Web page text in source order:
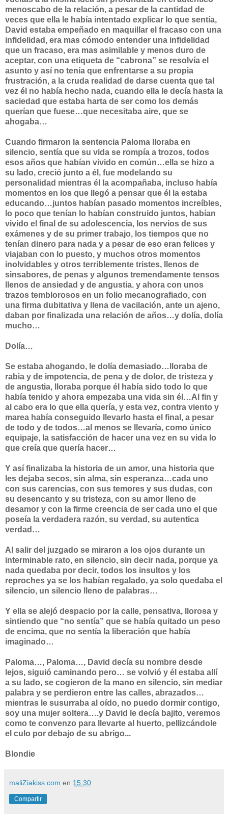
menoscabo de la relación, a pesar de la cantidad de
veces que ella le había intentado explicar lo que sentía,
David estaba empeñado en maquillar el fracaso con una
infidelidad, era mas cómodo entender una infidelidad
que un fracaso, era mas asimilable y menos duro de
aceptar, con una etiqueta de “cabrona” se resolvía el
asunto y así no tenía que enfrentarse a su propia
frustración, a la cruda realidad de darse cuenta que tal
vez él no había hecho nada, cuando ella le decía hasta la
saciedad que estaba harta de ser como los demás
querían que fuese…que necesitaba aire, que se
ahogaba…
Cuando firmaron la sentencia Paloma lloraba en
silencio, sentía que su vida se rompía a trozos, todos
esos años que habían vivido en común…ella se hizo a
su lado, creció junto a él, fue modelando su
personalidad mientras él la acompañaba, incluso había
momentos en los que llegó a pensar que él la estaba
educando…juntos habían pasado momentos increíbles,
lo poco que tenían lo habían construido juntos, habían
vivido el final de su adolescencia, los nervios de sus
exámenes y de su primer trabajo, los tiempos que no
tenían dinero para nada y a pesar de eso eran felices y
viajaban con lo puesto, y muchos otros momentos
inolvidables y otros terriblemente tristes, llenos de
sinsabores, de penas y algunos tremendamente tensos
llenos de ansiedad y de angustia. y ahora con unos
trazos temblorosos en un folio mecanografiado, con
una firma dubitativa y llena de vacilación, ante un ajeno,
daban por finalizada una relación de años…y dolía, dolía
mucho…
Dolía…
Se estaba ahogando, le dolía demasiado…lloraba de
rabia y de impotencia, de pena y de dolor, de tristeza y
de angustia, lloraba porque él había sido todo lo que
había tenido y ahora empezaba una vida sin él…Al fin y
al cabo era lo que ella quería, y esta vez, contra viento y
marea había conseguido llevarlo hasta el final, a pesar
de todo y de todos…al menos se llevaría, como único
equipaje, la satisfacción de hacer una vez en su vida lo
que creía que quería hacer…
Y así finalizaba la historia de un amor, una historia que
les dejaba secos, sin alma, sin esperanza…cada uno
con sus carencias, con sus temores y sus dudas, con
su desencanto y su tristeza, con su amor lleno de
desamor y con la firme creencia de ser cada uno el que
poseía la verdadera razón, su verdad, su autentica
verdad…
Al salir del juzgado se miraron a los ojos durante un
interminable rato, en silencio, sin decir nada, porque ya
nada quedaba por decir, todos los insultos y los
reproches ya se los habían regalado, ya solo quedaba el
silencio, un silencio lleno de palabras…
Y ella se alejó despacio por la calle, pensativa, llorosa y
sintiendo que “no sentía” que se había quitado un peso
de encima, que no sentía la liberación que había
imaginado…
Paloma…, Paloma…, David decía su nombre desde
lejos, siguió caminando pero… se volvió y él estaba allí
a su lado, se cogieron de la mano en silencio, sin mediar
palabra y se perdieron entre las calles, abrazados…
mientras le susurraba al oído, no puedo dormir contigo,
soy una mujer soltera….y David le decía bajito, veremos
como te convenzo para llevarte al huerto, pellizcándole
el culo por debajo de su abrigo...
Blondie
maliZiakiss.com en 15:30
Compartir